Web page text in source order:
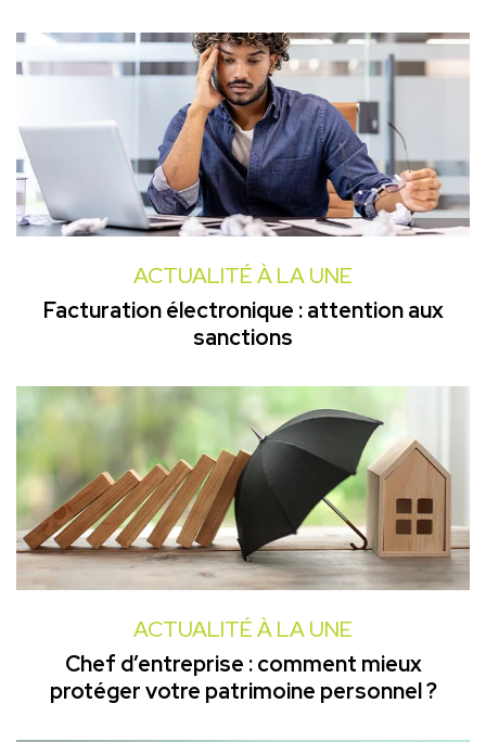
ACTUALITÉ À LA UNE
Facturation électronique : attention aux
sanctions
ACTUALITÉ À LA UNE
Chef d’entreprise : comment mieux
protéger votre patrimoine personnel ?